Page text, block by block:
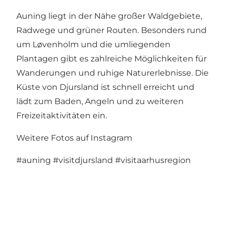
Auning liegt in der Nähe großer Waldgebiete,
Radwege und grüner Routen. Besonders rund
um Løvenholm und die umliegenden
Plantagen gibt es zahlreiche Möglichkeiten für
Wanderungen und ruhige Naturerlebnisse. Die
Küste von Djursland ist schnell erreicht und
lädt zum Baden, Angeln und zu weiteren
Freizeitaktivitäten ein.
Weitere Fotos auf Instagram
#auning #visitdjursland #visitaarhusregion